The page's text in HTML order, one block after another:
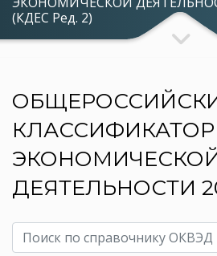
(КДЕС Ред. 2)
ДЕЯТЕЛЬНОСТИ